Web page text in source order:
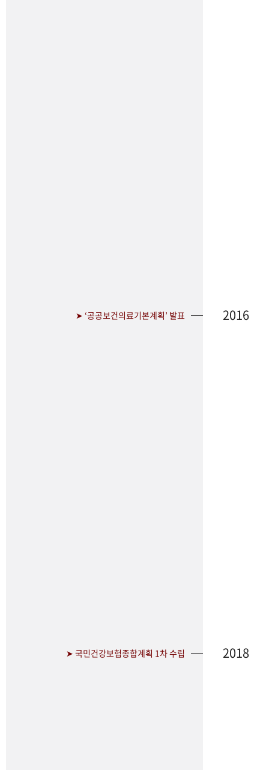
➤ ‘공공보건의료기본계획’ 발표 2016
➤ 국민건강보험종합계획 1차 수립 2018